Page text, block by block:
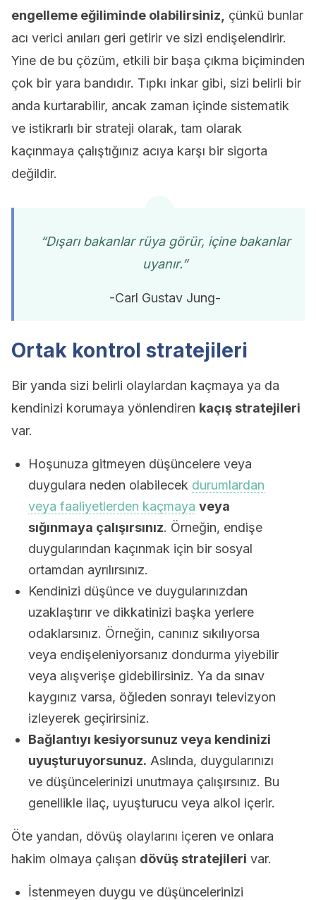
engelleme eğiliminde olabilirsiniz,
çünkü bunlar
acı verici anıları geri getirir ve sizi endişelendirir.
Yine de bu çözüm, etkili bir başa çıkma biçiminden
çok bir yara bandıdır. Tıpkı inkar gibi, sizi belirli bir
anda kurtarabilir, ancak zaman içinde sistematik
ve istikrarlı bir strateji olarak, tam olarak
kaçınmaya çalıştığınız acıya karşı bir sigorta
değildir.
“Dışarı bakanlar rüya görür, içine bakanlar
uyanır.”
-Carl Gustav Jung-
Ortak kontrol stratejileri
Bir yanda sizi belirli olaylardan kaçmaya ya da
kendinizi korumaya yönlendiren kaçış stratejileri
var.
Hoşunuza gitmeyen düşüncelere veya
duygulara neden olabilecek durumlardan
veya faaliyetlerden kaçmaya veya
sığınmaya çalışırsınız. Örneğin, endişe
duygularından kaçınmak için bir sosyal
ortamdan ayrılırsınız.
Kendinizi düşünce ve duygularınızdan
uzaklaştırır ve dikkatinizi başka yerlere
odaklarsınız. Örneğin, canınız sıkılıyorsa
veya endişeleniyorsanız dondurma yiyebilir
veya alışverişe gidebilirsiniz. Ya da sınav
kaygınız varsa, öğleden sonrayı televizyon
izleyerek geçirirsiniz.
Bağlantıyı kesiyorsunuz veya kendinizi
uyuşturuyorsunuz. Aslında, duygularınızı
ve düşüncelerinizi unutmaya çalışırsınız. Bu
genellikle ilaç, uyuşturucu veya alkol içerir.
Öte yandan, dövüş olaylarını içeren ve onlara
hakim olmaya çalışan dövüş stratejileri var.
İstenmeyen duygu ve düşüncelerinizi